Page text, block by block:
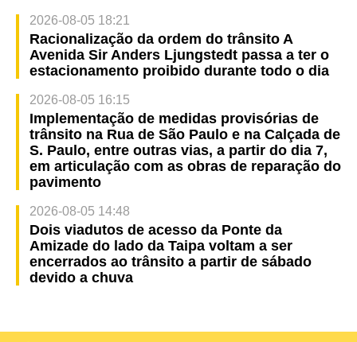
2026-08-05 18:21
Racionalização da ordem do trânsito A
Avenida Sir Anders Ljungstedt passa a ter o
estacionamento proibido durante todo o dia
2026-08-05 16:15
Implementação de medidas provisórias de
trânsito na Rua de São Paulo e na Calçada de
S. Paulo, entre outras vias, a partir do dia 7,
em articulação com as obras de reparação do
pavimento
2026-08-05 14:48
Dois viadutos de acesso da Ponte da
Amizade do lado da Taipa voltam a ser
encerrados ao trânsito a partir de sábado
devido a chuva